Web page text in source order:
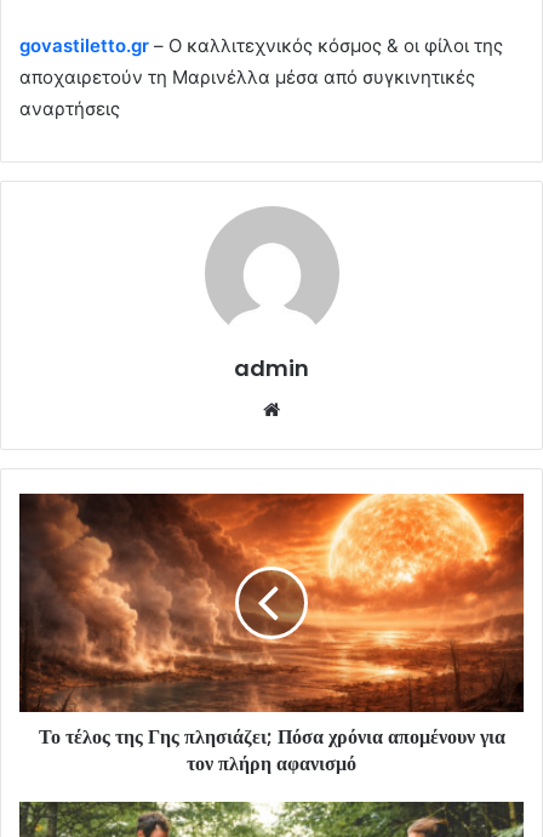
govastiletto.gr – Ο καλλιτεχνικός κόσμος & οι φίλοι της
αποχαιρετούν τη Μαρινέλλα μέσα από συγκινητικές
αναρτήσεις
admin
Το τέλος της Γης πλησιάζει; Πόσα χρόνια απομένουν για
τον πλήρη αφανισμό